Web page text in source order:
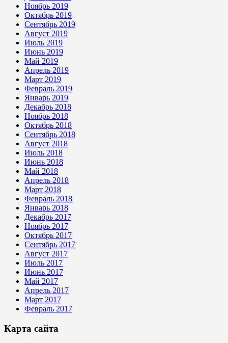
Ноябрь 2019
Октябрь 2019
Сентябрь 2019
Август 2019
Июль 2019
Июнь 2019
Май 2019
Апрель 2019
Март 2019
Февраль 2019
Январь 2019
Декабрь 2018
Ноябрь 2018
Октябрь 2018
Сентябрь 2018
Август 2018
Июль 2018
Июнь 2018
Май 2018
Апрель 2018
Март 2018
Февраль 2018
Январь 2018
Декабрь 2017
Ноябрь 2017
Октябрь 2017
Сентябрь 2017
Август 2017
Июль 2017
Июнь 2017
Май 2017
Апрель 2017
Март 2017
Февраль 2017
Карта сайта